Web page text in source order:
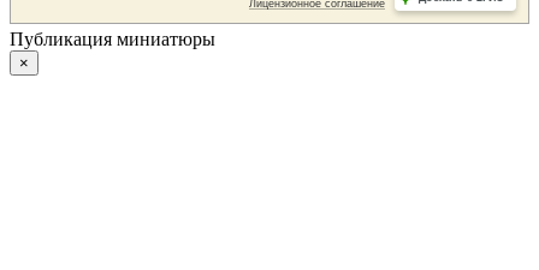
Публикация миниатюры
×